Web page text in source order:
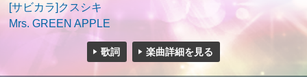
[サビカラ]クスシキ
Mrs. GREEN APPLE
歌詞 楽曲詳細を見る